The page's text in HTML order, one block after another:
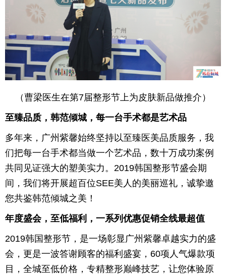
（曹梁医生在第7届整形节上为皮肤新品做推介）
至臻品质，韩范倾城，每一台手术都是艺术品
多年来，广州紫馨始终坚持以至臻医美品质服务，我
们把每一台手术都当做一个艺术品，数十万成功案例
共同见证强大的塑美实力。2019韩国整形节盛会期
间，我们将开展超百位SEE美人的美丽巡礼，诚挚邀
您共鉴韩范倾城之美！
年度盛会，至低福利，一系列优惠促销全线最超值
2019韩国整形节，是一场彰显广州紫馨卓越实力的盛
会，更是一波答谢顾客的福利盛宴，60项人气爆款项
目，全城至低价格，专精整形巅峰技艺，让您体验原